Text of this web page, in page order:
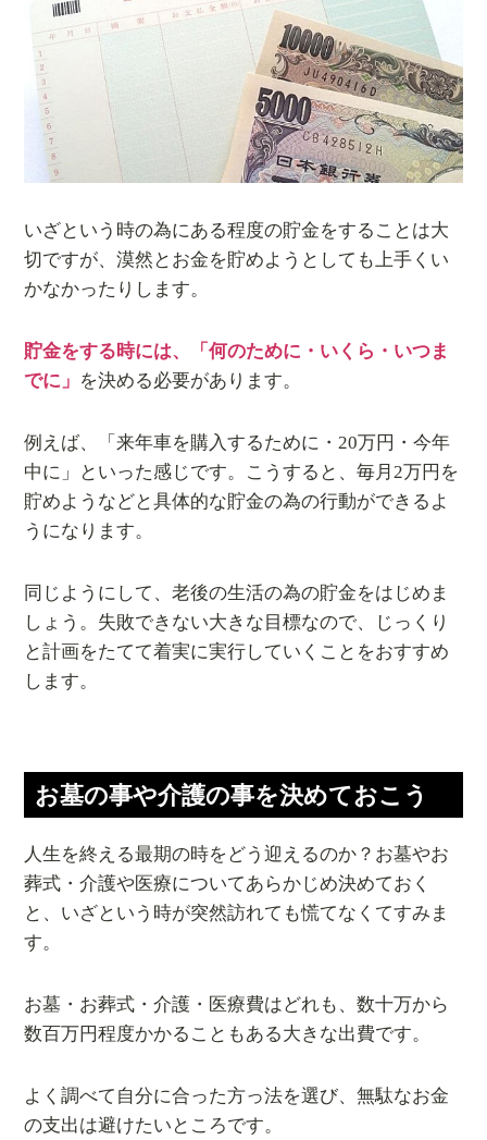
いざという時の為にある程度の貯金をすることは大
切ですが、漠然とお金を貯めようとしても上手くい
かなかったりします。
貯金をする時には、「何のために・いくら・いつま
でに」 を決める必要があります。
例えば、「来年車を購入するために・20万円・今年
中に」といった感じです。こうすると、毎月2万円を
貯めようなどと具体的な貯金の為の行動ができるよ
うになります。
同じようにして、老後の生活の為の貯金をはじめま
しょう。失敗できない大きな目標なので、じっくり
と計画をたてて着実に実行していくことをおすすめ
します。
お墓の事や介護の事を決めておこう
人生を終える最期の時をどう迎えるのか？お墓やお
葬式・介護や医療についてあらかじめ決めておく
と、いざという時が突然訪れても慌てなくてすみま
す。
お墓・お葬式・介護・医療費はどれも、数十万から
数百万円程度かかることもある大きな出費です。
よく調べて自分に合った方っ法を選び、無駄なお金
の支出は避けたいところです。